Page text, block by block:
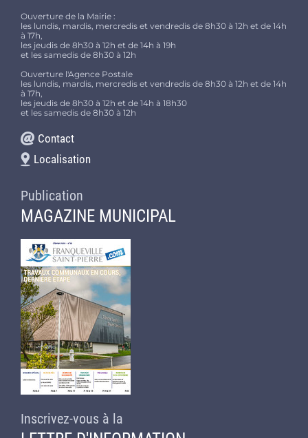
Ouverture de la Mairie :
les lundis, mardis, mercredis et vendredis de 8h30 à 12h et de 14h
à 17h,
les jeudis de 8h30 à 12h et de 14h à 19h
et les samedis de 8h30 à 12h
Ouverture l'Agence Postale
les lundis, mardis, mercredis et vendredis de 8h30 à 12h et de 14h
à 17h,
les jeudis de 8h30 à 12h et de 14h à 18h30
et les samedis de 8h30 à 12h
Contact
Localisation
Publication
MAGAZINE MUNICIPAL
Inscrivez-vous à la